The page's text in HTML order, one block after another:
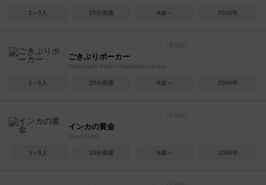
2～5人 25分前後 8歳～ 2010年
ごきぶりポーカー
Cockroach Poker / Kakerlakenpoker
2～6人 20分前後 8歳～ 2004年
インカの黄金
Incan Gold
3～8人 20分前後 8歳～ 2006年